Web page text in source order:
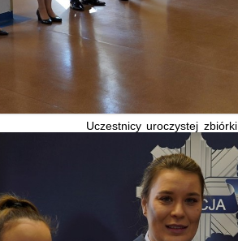
Uczestnicy uroczystej zbiórki